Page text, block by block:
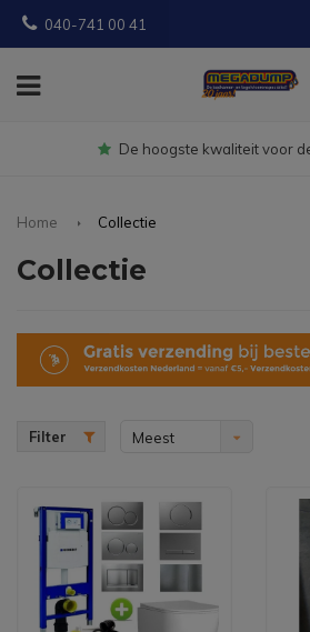
040-741 00 41
Gratisbezorgd
Home Collectie
Collectie
Filter
Meest